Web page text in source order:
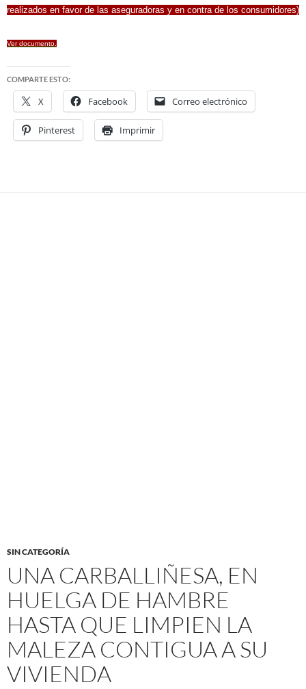
realizados en favor de las aseguradoras y en contra de los consumidores)
Ver documento.
COMPARTE ESTO:
X Facebook Correo electrónico
Pinterest Imprimir
SIN CATEGORÍA
UNA CARBALLIÑESA, EN
HUELGA DE HAMBRE
HASTA QUE LIMPIEN LA
MALEZA CONTIGUA A SU
VIVIENDA